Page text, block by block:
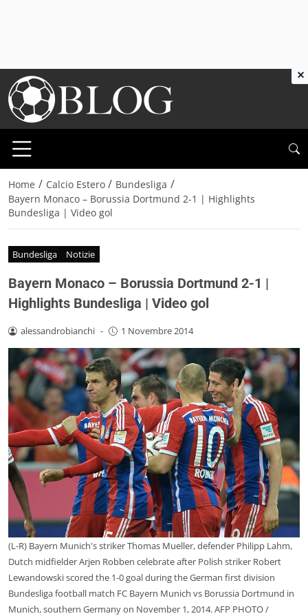
Home / Calcio Estero / Bundesliga /
Bayern Monaco – Borussia Dortmund 2-1 | Highlights
Bundesliga | Video gol
Bundesliga Notizie
Bayern Monaco – Borussia Dortmund 2-1 |
Highlights Bundesliga | Video gol
alessandrobianchi - 1 Novembre 2014
(L-R) Bayern Munich's striker Thomas Mueller, defender Philipp Lahm,
Dutch midfielder Arjen Robben celebrate after Polish striker Robert
Lewandowski scored the 1-0 goal during the German first division
Bundesliga football match FC Bayern Munich vs Borussia Dortmund in
Munich, southern Germany on November 1, 2014. AFP PHOTO /
×